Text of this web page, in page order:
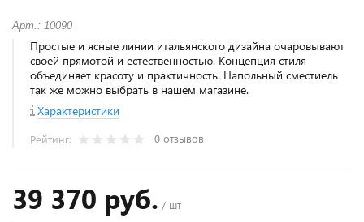
Арт.: 10090
Простые и ясные линии итальянского дизайна очаровывают
своей прямотой и естественностью. Концепция стиля
объединяет красоту и практичность. Напольный сместиель
так же можно выбрать в нашем магазине.
Характеристики
Рейтинг: 0 отзывов
39 370 руб. / шт